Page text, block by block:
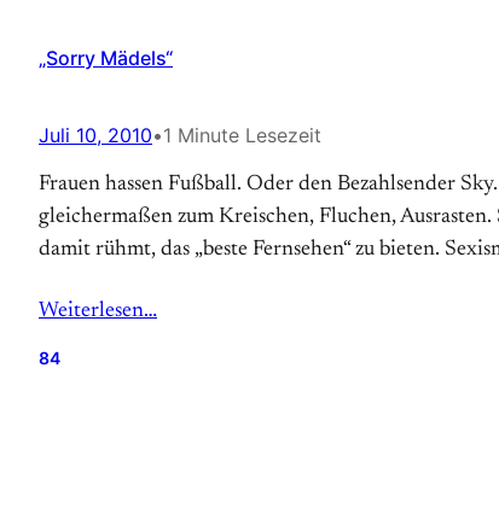
„Sorry Mädels“
Juli 10, 2010•1 Minute Lesezeit
Frauen hassen Fußball. Oder den Bezahlsender
gleichermaßen zum Kreischen, Fluchen,
damit rühmt, das „beste Fernsehen“ zu bieten.
Weiterlesen…
84